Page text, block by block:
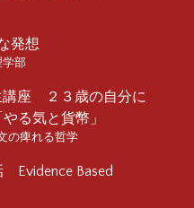
発想
部
講座 ２３歳の自分に
る気と貨幣」
の痺れる哲学
Evidence Based